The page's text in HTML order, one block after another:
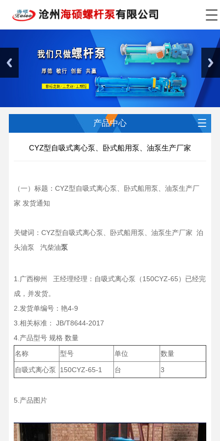
产品中心
CYZ型自吸式离心泵、卧式船用泵、油泵生产厂家
（一）标题：CYZ型自吸式离心泵、卧式船用泵、油泵生产厂
家 发货通知
关键词：CYZ型自吸式离心泵、卧式船用泵、油泵生产厂家 泊
头油泵 汽柴油泵
1.广西柳州 王经理经理：自吸式离心泵（150CYZ-65）已经完
成，并发货。
2.发货单编号：艳4-9
3.相关标准： JB/T8644-2017
4.产品型号 规格 数量
名称
型号 单位 数量
自吸式离心泵 150CYZ-65-1 台 3
5.产品图片